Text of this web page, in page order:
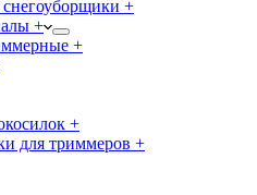
+
+
+
+
для триммеров +